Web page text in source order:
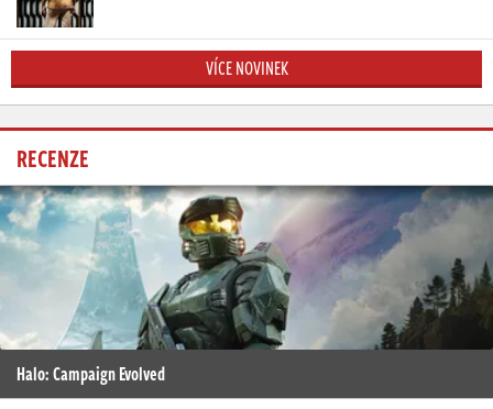
VÍCE NOVINEK
RECENZE
Halo: Campaign Evolved